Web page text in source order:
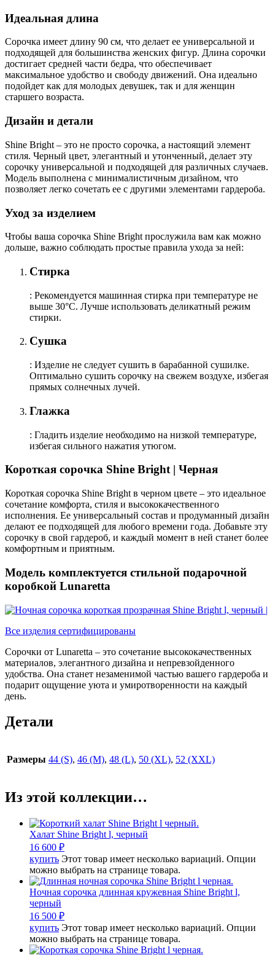
Идеальная длина
Сорочка имеет длину 90 см, что делает ее универсальной и
подходящей для большинства женских фигур. Длина сорочки
достигает средней части бедра, что обеспечивает
максимальное удобство и свободу движений. Она идеально
подойдет как для молодых девушек, так и для женщин
старшего возраста.
Дизайн и детали
Shine Bright – это не просто сорочка, а настоящий элемент
стиля. Черный цвет, элегантный и утонченный, делает эту
сорочку универсальной и подходящей для различных случаев.
Модель выполнена с минималистичным дизайном, что
позволяет легко сочетать ее с другими элементами гардероба.
Уход за изделием
Чтобы ваша сорочка Shine Bright прослужила вам как можно
дольше, важно соблюдать простые правила ухода за ней:
Стирка
: Рекомендуется машинная стирка при температуре не
выше 30°C. Лучше использовать деликатный режим
стирки.
Сушка
: Изделие не следует сушить в барабанной сушилке.
Оптимально сушить сорочку на свежем воздухе, избегая
прямых солнечных лучей.
Глажка
: Гладить изделие необходимо на низкой температуре,
избегая сильного нажатия утюгом.
Короткая сорочка Shine Bright | Черная
Короткая сорочка Shine Bright в черном цвете – это идеальное
сочетание комфорта, стиля и высококачественного
исполнения. Ее универсальный состав и продуманный дизайн
делают ее подходящей для любого времени года. Добавьте эту
сорочку в свой гардероб, и каждый момент в ней станет более
комфортным и приятным.
Модель комплектуется стильной подарочной
коробкой Lunaretta
Все изделия сертифицированы
Сорочки от Lunaretta – это сочетание высококачественных
материалов, элегантного дизайна и непревзойденного
удобства. Она станет незаменимой частью вашего гардероба и
подарит ощущение уюта и умиротворенности на каждый
день.
Детали
Размеры 44 (S), 46 (M), 48 (L), 50 (XL), 52 (XXL)
Из этой коллекции…
Халат Shine Bright l, черный
16 600 ₽
купить Этот товар имеет несколько вариаций. Опции
можно выбрать на странице товара.
Ночная сорочка длинная кружевная Shine Bright l,
черный
16 500 ₽
купить Этот товар имеет несколько вариаций. Опции
можно выбрать на странице товара.